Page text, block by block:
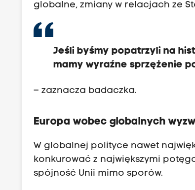
globalne, zmiany w relacjach ze
Jeśli byśmy popatrzyli na
mamy wyraźne sprzężenie
– zaznacza badaczka.
Europa wobec globalnych
W globalnej polityce nawet
konkurować z największymi
spójność Unii mimo sporów.